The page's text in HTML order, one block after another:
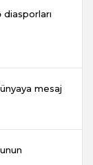
mesaj